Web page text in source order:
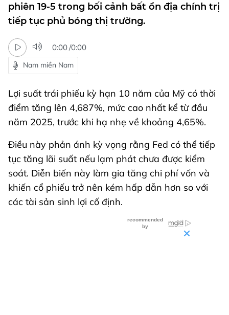
phiên 19-5 trong bối cảnh bất ổn địa chính trị
tiếp tục phủ bóng thị trường.
0:00/0:00
Nam miền Nam
Lợi suất trái phiếu kỳ hạn 10 năm của Mỹ có thời
điểm tăng lên 4,687%, mức cao nhất kể từ đầu
năm 2025, trước khi hạ nhẹ về khoảng 4,65%.
Điều này phản ánh kỳ vọng rằng Fed có thể tiếp
tục tăng lãi suất nếu lạm phát chưa được kiểm
soát. Diễn biến này làm gia tăng chi phí vốn và
khiến cổ phiếu trở nên kém hấp dẫn hơn so với
các tài sản sinh lợi cố định.